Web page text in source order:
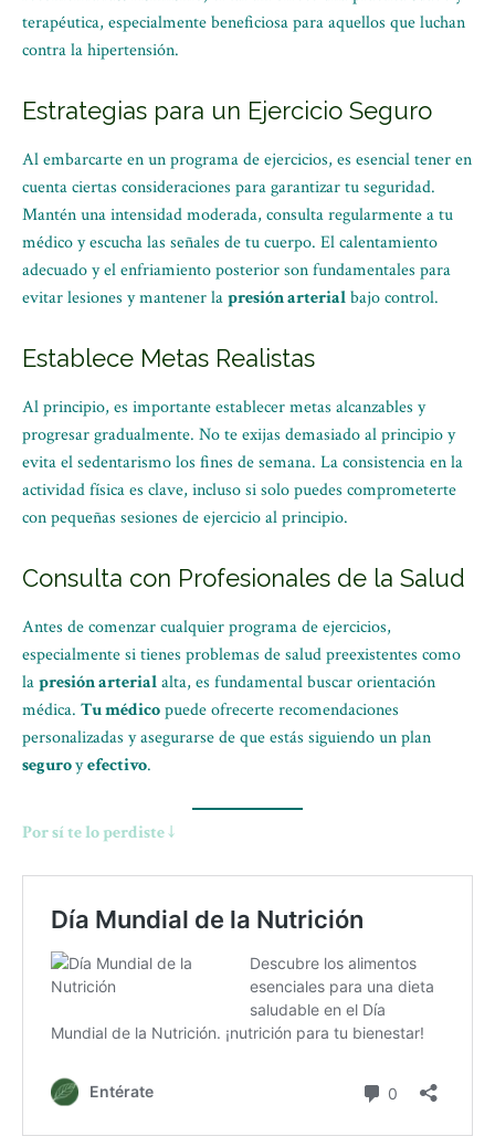
terapéutica, especialmente beneficiosa para aquellos que luchan
contra la hipertensión.
Estrategias para un Ejercicio Seguro
Al embarcarte en un programa de ejercicios, es esencial tener en
cuenta ciertas consideraciones para garantizar tu seguridad.
Mantén una intensidad moderada, consulta regularmente a tu
médico y escucha las señales de tu cuerpo. El calentamiento
adecuado y el enfriamiento posterior son fundamentales para
evitar lesiones y mantener lapresión arterialbajo control.
Establece Metas Realistas
Al principio, es importante establecer metas alcanzables y
progresar gradualmente. No te exijas demasiado al principio y
evita el sedentarismo los fines de semana. La consistencia en la
actividad física es clave, incluso si solo puedes comprometerte
con pequeñas sesiones de ejercicio al principio.
Consulta con Profesionales de la Salud
Antes de comenzar cualquier programa de ejercicios,
especialmente si tienes problemas de salud preexistentes como
lapresión arterialalta, es fundamental buscar orientación
médica. Tu médicopuede ofrecerte recomendaciones
personalizadas y asegurarse de que estás siguiendo un plan
seguroyefectivo.
Por sí te lo perdiste ↓